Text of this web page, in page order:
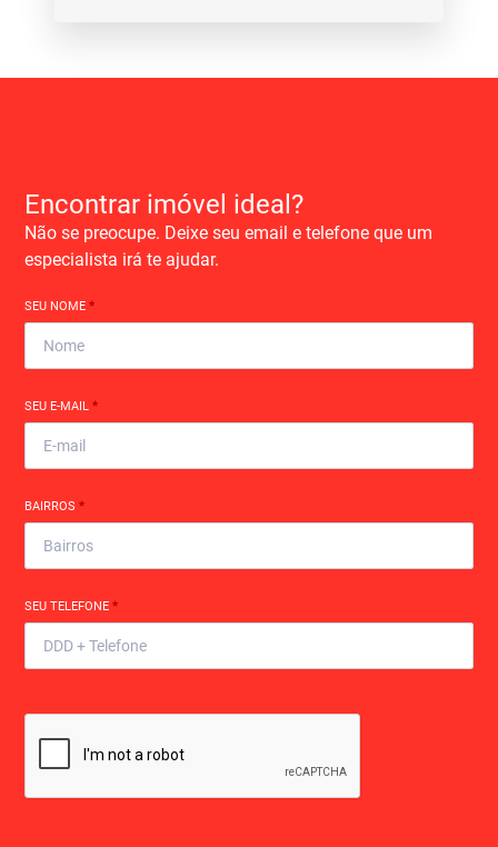
Encontrar imóvel ideal?
Não se preocupe. Deixe seu email e telefone que um
especialista irá te ajudar.
SEU NOME*
SEU E-MAIL*
BAIRROS*
SEU TELEFONE*